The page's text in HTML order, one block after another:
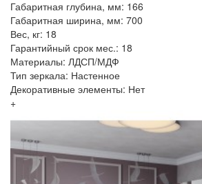
Габаритная глубина, мм: 166
Габаритная ширина, мм: 700
Вес, кг: 18
Гарантийный срок мес.: 18
Материалы: ЛДСП/МДФ
Тип зеркала: Настенное
Декоративные элементы: Нет
+